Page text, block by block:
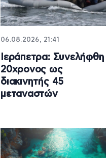
06.08.2026, 21:41
Ιεράπετρα: Συνελήφθη
20χρονος ως
διακινητής 45
μεταναστών